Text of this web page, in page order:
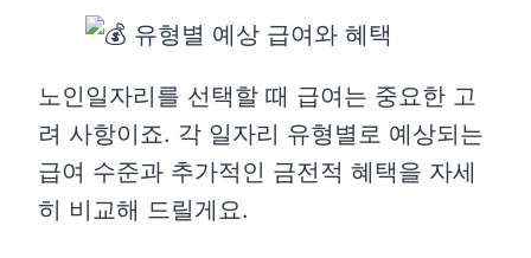
노인일자리를 선택할 때 급여는 중요한 고
려 사항이죠. 각 일자리 유형별로 예상되는
급여 수준과 추가적인 금전적 혜택을 자세
히 비교해 드릴게요.